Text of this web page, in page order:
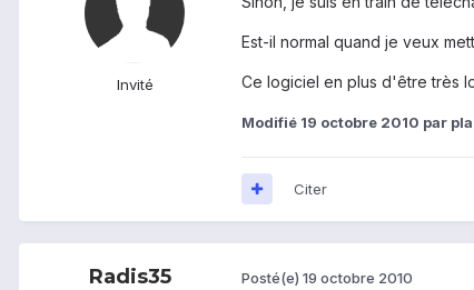
Invité
Est-il normal quand je veux
Ce logiciel en plus d'être très
Modifié 19 octobre 2010 par
Citer
Radis35 Posté(e) 19 octobre 2010